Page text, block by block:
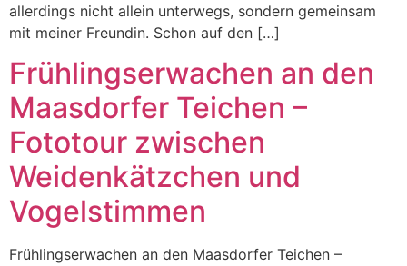
allerdings nicht allein unterwegs, sondern gemeinsam
mit meiner Freundin. Schon auf den […]
Frühlingserwachen an den
Maasdorfer Teichen –
Fototour zwischen
Weidenkätzchen und
Vogelstimmen
Frühlingserwachen an den Maasdorfer Teichen –